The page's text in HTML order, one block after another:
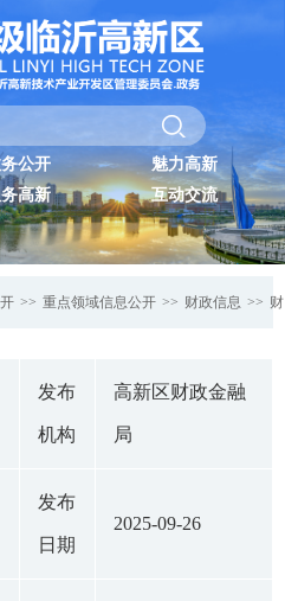
公开
魅力高新
高新
互动交流
>> 重点领域信息公开 >> 财政信息 >> 财
发布
机构
高新区财政金融
局
发布
日期
2025-09-26